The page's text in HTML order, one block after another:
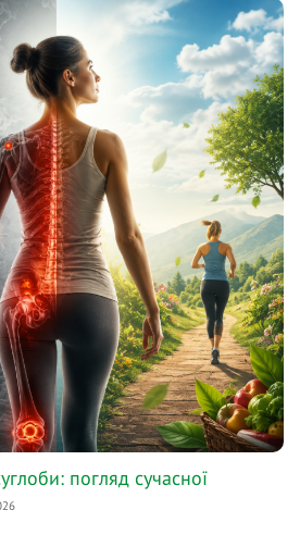
погляд сучасної